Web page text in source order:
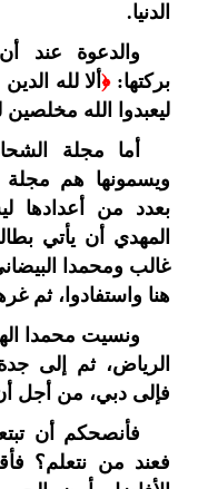
الدنيا.
والدعوة عند
بركتها:﴿ألا لله
ليعبدوا الله مخلصين
أما مجلة
ويسمونها هم مجلة
بعدد من أعدادها
المهدي أن يأتي
غالب ومحمدا
هنا واستفادوا، ثم
ونسيت محمدا
الرياض، ثم إلى
فإلى دبي، من أجل
فأنصحكم أن
فعند من نتعلم؟